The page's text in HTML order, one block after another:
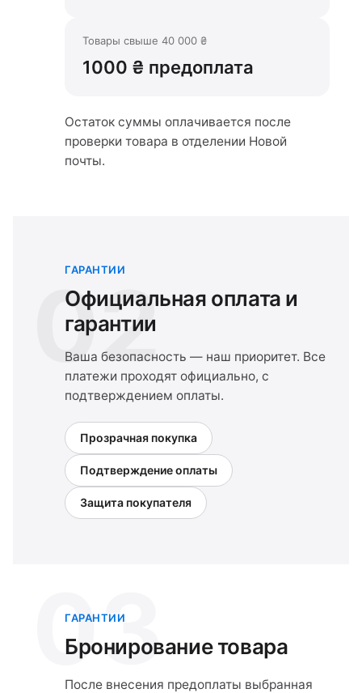
Товары свыше 40 000 ₴
1000 ₴ предоплата
Остаток суммы оплачивается после
проверки товара в отделении Новой
почты.
02
ГАРАНТИИ
Официальная оплата и
гарантии
Ваша безопасность — наш приоритет. Все
платежи проходят официально, с
подтверждением оплаты.
Прозрачная покупка
Подтверждение оплаты
Защита покупателя
03
ГАРАНТИИ
Бронирование товара
После внесения предоплаты выбранная